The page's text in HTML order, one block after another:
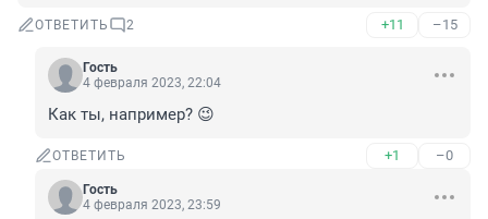
ОТВЕТИТЬ 2 +11 –15
Гость
4 февраля 2023, 22:04
Как ты, например? 😉
ОТВЕТИТЬ +1 –0
Гость
4 февраля 2023, 23:59